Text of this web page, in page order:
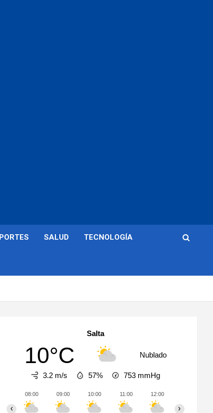
SALUD TECNOLOGÍA
Salta
10°C Nublado
3.2 m/s 57% 753 mmHg
08:00 09:00 10:00 11:00 12:00
‹ ›